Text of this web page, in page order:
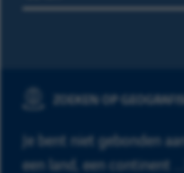
ZOEKEN OP
Je bent niet gebonden
een land, een continent